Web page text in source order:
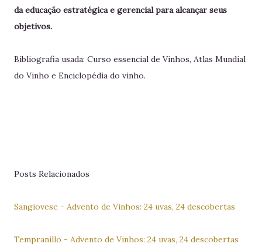
da educação estratégica e gerencial para alcançar seus
objetivos.
Bibliografia usada: Curso essencial de Vinhos, Atlas Mundial
do Vinho e Enciclopédia do vinho.
Posts Relacionados
Sangiovese - Advento de Vinhos: 24 uvas, 24 descobertas
Tempranillo - Advento de Vinhos: 24 uvas, 24 descobertas